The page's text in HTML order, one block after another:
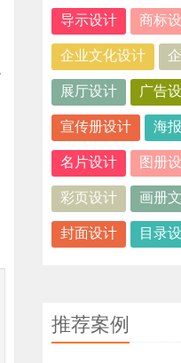
导示设计 商标
企业文化设计
展厅设计 广告
宣传册设计 海
名片设计 图册
彩页设计 画册
封面设计 目录
推荐案例